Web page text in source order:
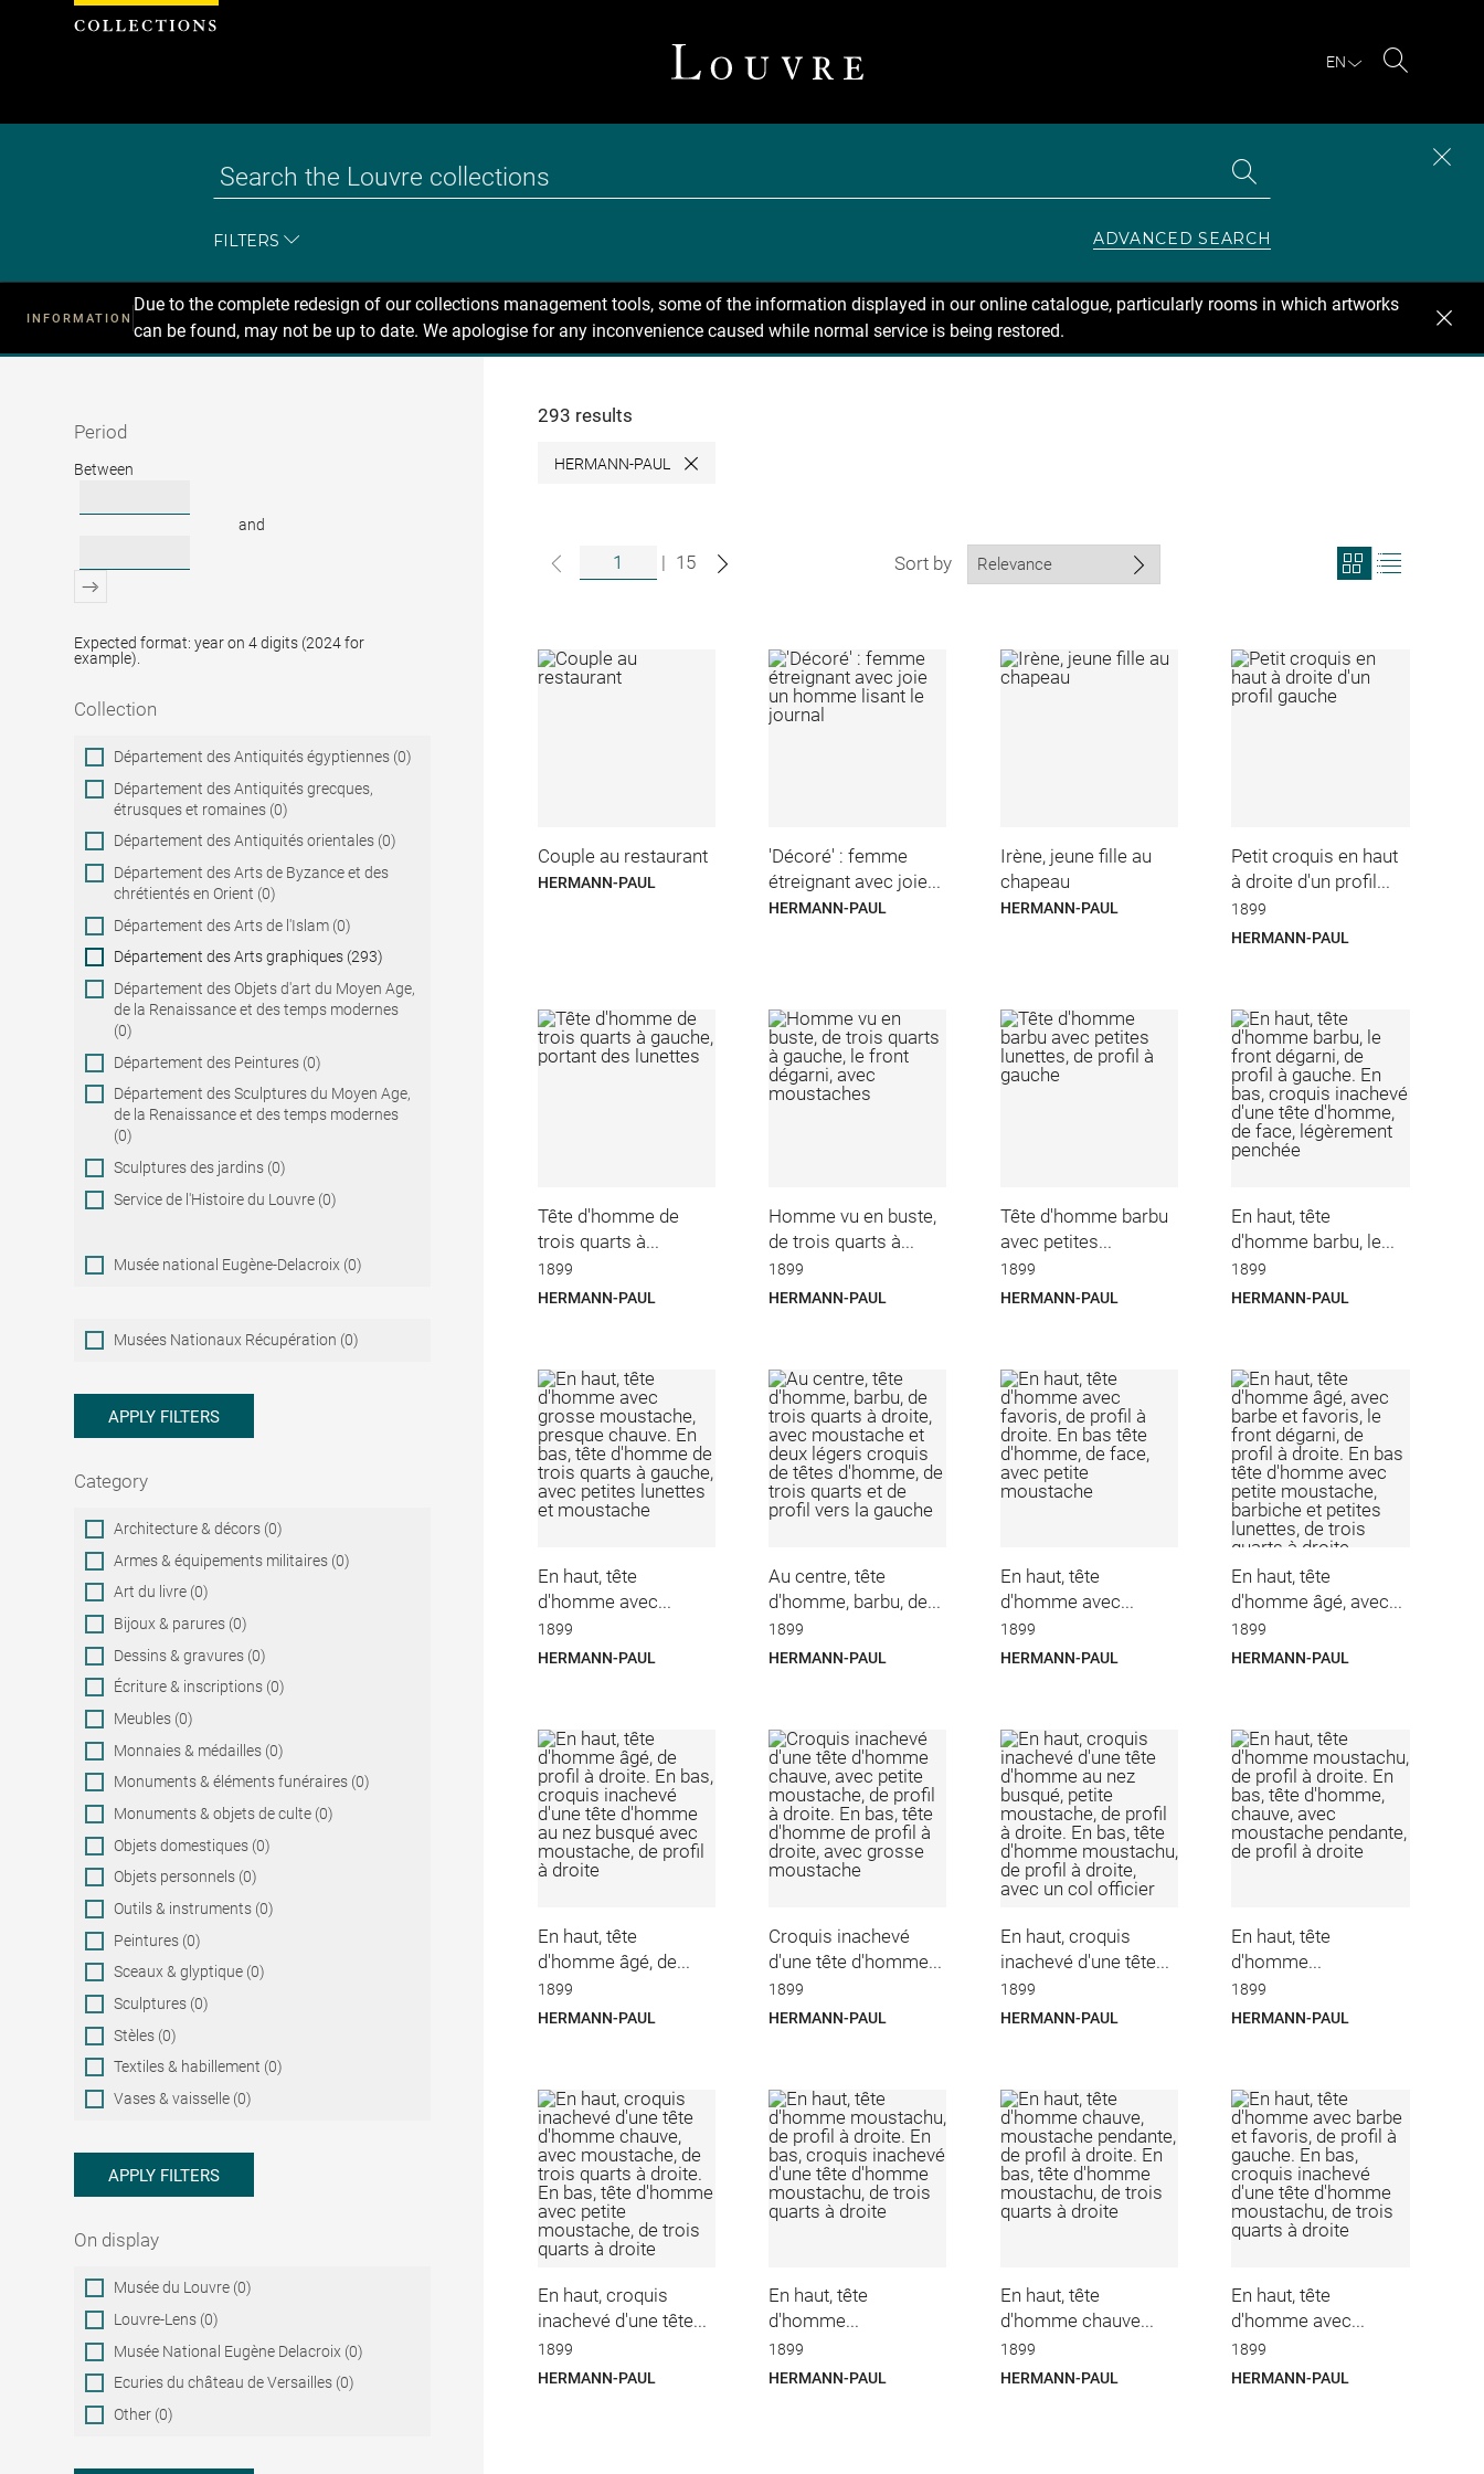
EN
FILTERS ADVANCED SEARCH
INFORMATION
Due to the complete redesign of our collections management tools, some of the information displayed in our online catalogue, particularly rooms in which artworks
can be found, may not be up to date. We apologise for any inconvenience caused while normal service is being restored.
Recherche
Period
Period
Between
and
Expected format: year on 4 digits (2024 for
example).
Collection
Collection
Département des Antiquités égyptiennes (0)
Département des Antiquités grecques,
étrusques et romaines (0)
Département des Antiquités orientales (0)
Département des Arts de Byzance et des
chrétientés en Orient (0)
Département des Arts de l'Islam (0)
Département des Arts graphiques (293)
Département des Objets d'art du Moyen Age,
de la Renaissance et des temps modernes
(0)
Département des Peintures (0)
Département des Sculptures du Moyen Age,
de la Renaissance et des temps modernes
(0)
Sculptures des jardins (0)
Service de l'Histoire du Louvre (0)
Musée national Eugène-Delacroix (0)
Musées
Nationaux
Musées Nationaux Récupération (0)
APPLY FILTERS
Category
Category
Architecture & décors (0)
Armes & équipements militaires (0)
Art du livre (0)
Bijoux & parures (0)
Dessins & gravures (0)
Écriture & inscriptions (0)
Meubles (0)
Monnaies & médailles (0)
Monuments & éléments funéraires (0)
Monuments & objets de culte (0)
Objets domestiques (0)
Objets personnels (0)
Outils & instruments (0)
Peintures (0)
Sceaux & glyptique (0)
Sculptures (0)
Stèles (0)
Textiles & habillement (0)
Vases & vaisselle (0)
APPLY FILTERS
On display
On
display
Musée du Louvre (0)
Louvre-Lens (0)
Musée National Eugène Delacroix (0)
Ecuries du château de Versailles (0)
Other (0)
293 results
HERMANN-PAUL Close
| 15 Sort by
View
search
Couple au restaurant
HERMANN-PAUL
'Décoré' : femme
étreignant avec joie...
HERMANN-PAUL
Irène, jeune fille au
chapeau
HERMANN-PAUL
Petit croquis en haut
à droite d'un profil...
1899
HERMANN-PAUL
Tête d'homme de
trois quarts à...
1899
HERMANN-PAUL
Homme vu en buste,
de trois quarts à...
1899
HERMANN-PAUL
Tête d'homme barbu
avec petites...
1899
HERMANN-PAUL
En haut, tête
d'homme barbu, le...
1899
HERMANN-PAUL
En haut, tête
d'homme avec...
1899
HERMANN-PAUL
Au centre, tête
d'homme, barbu, de...
1899
HERMANN-PAUL
En haut, tête
d'homme avec...
1899
HERMANN-PAUL
En haut, tête
d'homme âgé, avec...
1899
HERMANN-PAUL
En haut, tête
d'homme âgé, de...
1899
HERMANN-PAUL
Croquis inachevé
d'une tête d'homme...
1899
HERMANN-PAUL
En haut, croquis
inachevé d'une tête...
1899
HERMANN-PAUL
En haut, tête
d'homme...
1899
HERMANN-PAUL
En haut, croquis
inachevé d'une tête...
1899
HERMANN-PAUL
En haut, tête
d'homme...
1899
HERMANN-PAUL
En haut, tête
d'homme chauve...
1899
HERMANN-PAUL
En haut, tête
d'homme avec...
1899
HERMANN-PAUL
Cookies management panel